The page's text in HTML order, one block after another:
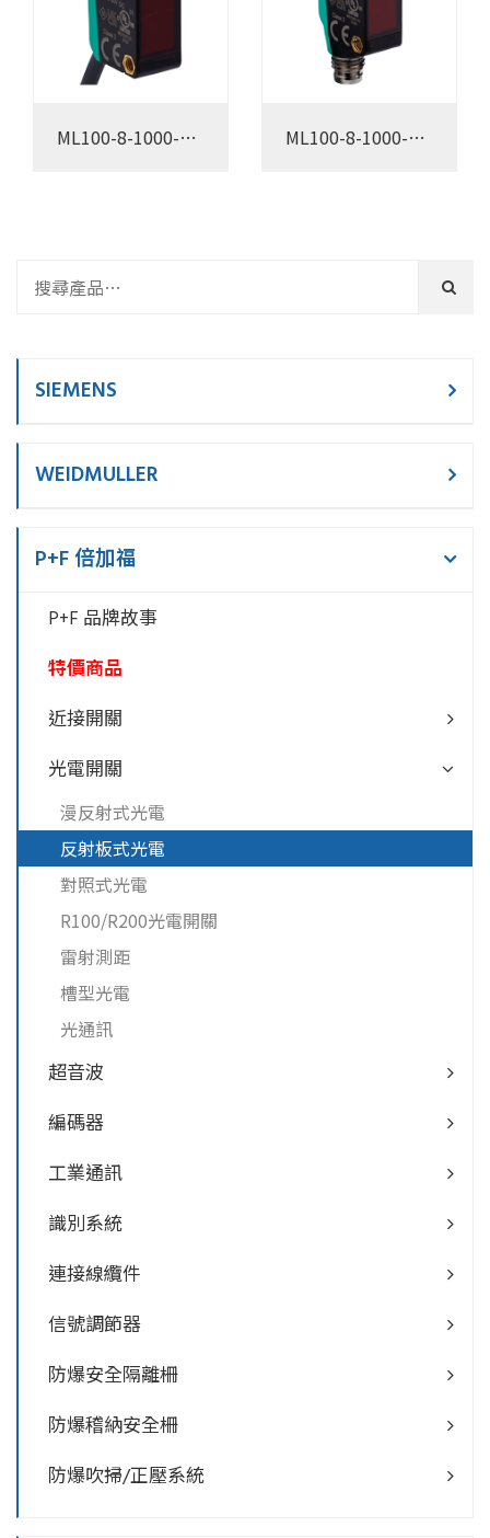
ML100-8-1000-
ML100-8-1000-
SIEMENS
WEIDMULLER
P+F 倍加福
P+F 品牌故事
特價商品
近接開關
光電開關
漫反射式光電
反射板式光電
對照式光電
R100/R200光電開關
雷射測距
槽型光電
光通訊
超音波
編碼器
工業通訊
識別系統
連接線纜件
信號調節器
防爆安全隔離柵
防爆稽納安全柵
防爆吹掃/正壓系統